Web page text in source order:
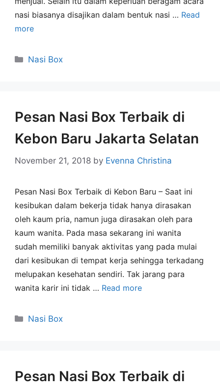
nasi biasanya disajikan dalam bentuk nasi … Read
more
Nasi Box
Pesan Nasi Box Terbaik di
Kebon Baru Jakarta Selatan
November 21, 2018 by Evenna Christina
Pesan Nasi Box Terbaik di Kebon Baru – Saat ini
kesibukan dalam bekerja tidak hanya dirasakan
oleh kaum pria, namun juga dirasakan oleh para
kaum wanita. Pada masa sekarang ini wanita
sudah memiliki banyak aktivitas yang pada mulai
dari kesibukan di tempat kerja sehingga terkadang
melupakan kesehatan sendiri. Tak jarang para
wanita karir ini tidak … Read more
Nasi Box
Pesan Nasi Box Terbaik di